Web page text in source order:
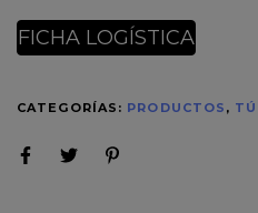
FICHA LOGÍSTICA
CATEGORÍAS: PRODUCTOS ,